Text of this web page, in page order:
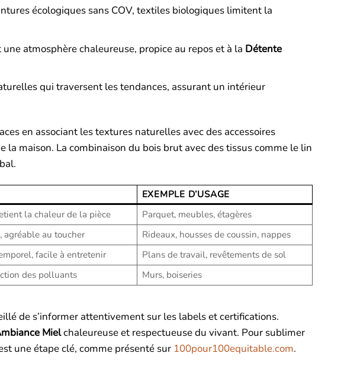
écologiques sans COV, textiles biologiques limitent la
atmosphère chaleureuse, propice au repos et à la Détente
qui traversent les tendances, assurant un intérieur
en associant les textures naturelles avec des accessoires
maison. La combinaison du bois brut avec des tissus comme le lin
EXEMPLE D’USAGE
la chaleur de la pièce
Parquet, meubles, étagères
agréable au toucher
Rideaux, housses de coussin, nappes
facile à entretenir
Plans de travail, revêtements de sol
des polluants Murs, boiseries
de s’informer attentivement sur les labels et certifications.
Mielchaleureuse et respectueuse du vivant. Pour sublimer
une étape clé, comme présenté sur 100pour100equitable.com.